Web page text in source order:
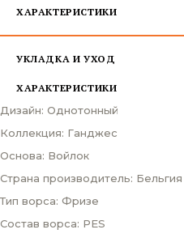
ХАРАКТЕРИСТИКИ
УКЛАДКА И УХОД
ХАРАКТЕРИСТИКИ
Дизайн: Однотонный
Коллекция: Ганджес
Основа: Войлок
Страна производитель: Бельгия
Тип ворса: Фризе
Состав ворса: PES